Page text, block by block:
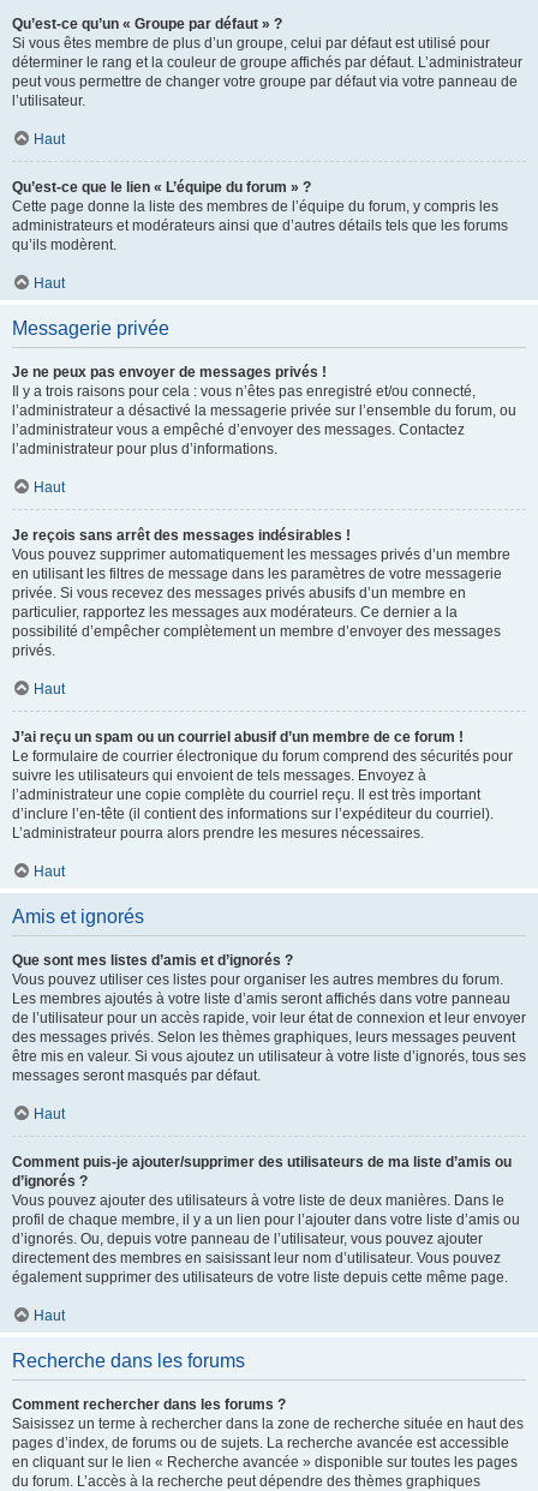
Qu’est-ce qu’un « Groupe par défaut » ?
Si vous êtes membre de plus d’un groupe, celui par défaut est utilisé pour
déterminer le rang et la couleur de groupe affichés par défaut. L’administrateur
peut vous permettre de changer votre groupe par défaut via votre panneau de
l’utilisateur.
Haut
Qu’est-ce que le lien « L’équipe du forum » ?
Cette page donne la liste des membres de l’équipe du forum, y compris les
administrateurs et modérateurs ainsi que d’autres détails tels que les forums
qu’ils modèrent.
Haut
Messagerie privée
Je ne peux pas envoyer de messages privés !
Il y a trois raisons pour cela : vous n’êtes pas enregistré et/ou connecté,
l’administrateur a désactivé la messagerie privée sur l’ensemble du forum, ou
l’administrateur vous a empêché d’envoyer des messages. Contactez
l’administrateur pour plus d’informations.
Haut
Je reçois sans arrêt des messages indésirables !
Vous pouvez supprimer automatiquement les messages privés d’un membre
en utilisant les filtres de message dans les paramètres de votre messagerie
privée. Si vous recevez des messages privés abusifs d’un membre en
particulier, rapportez les messages aux modérateurs. Ce dernier a la
possibilité d’empêcher complètement un membre d’envoyer des messages
privés.
Haut
J’ai reçu un spam ou un courriel abusif d’un membre de ce forum !
Le formulaire de courrier électronique du forum comprend des sécurités pour
suivre les utilisateurs qui envoient de tels messages. Envoyez à
l’administrateur une copie complète du courriel reçu. Il est très important
d’inclure l’en-tête (il contient des informations sur l’expéditeur du courriel).
L’administrateur pourra alors prendre les mesures nécessaires.
Haut
Amis et ignorés
Que sont mes listes d’amis et d’ignorés ?
Vous pouvez utiliser ces listes pour organiser les autres membres du forum.
Les membres ajoutés à votre liste d’amis seront affichés dans votre panneau
de l’utilisateur pour un accès rapide, voir leur état de connexion et leur envoyer
des messages privés. Selon les thèmes graphiques, leurs messages peuvent
être mis en valeur. Si vous ajoutez un utilisateur à votre liste d’ignorés, tous ses
messages seront masqués par défaut.
Haut
Comment puis-je ajouter/supprimer des utilisateurs de ma liste d’amis ou
d’ignorés ?
Vous pouvez ajouter des utilisateurs à votre liste de deux manières. Dans le
profil de chaque membre, il y a un lien pour l’ajouter dans votre liste d’amis ou
d’ignorés. Ou, depuis votre panneau de l’utilisateur, vous pouvez ajouter
directement des membres en saisissant leur nom d’utilisateur. Vous pouvez
également supprimer des utilisateurs de votre liste depuis cette même page.
Haut
Recherche dans les forums
Comment rechercher dans les forums ?
Saisissez un terme à rechercher dans la zone de recherche située en haut des
pages d’index, de forums ou de sujets. La recherche avancée est accessible
en cliquant sur le lien « Recherche avancée » disponible sur toutes les pages
du forum. L’accès à la recherche peut dépendre des thèmes graphiques